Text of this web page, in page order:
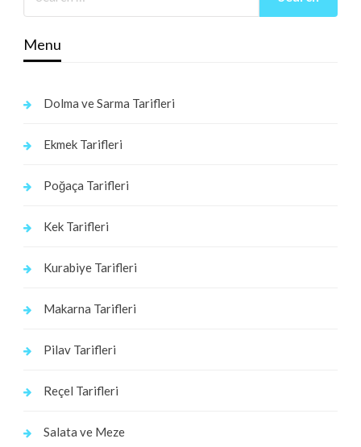
Menu
Dolma ve Sarma Tarifleri
Ekmek Tarifleri
Poğaça Tarifleri
Kek Tarifleri
Kurabiye Tarifleri
Makarna Tarifleri
Pilav Tarifleri
Reçel Tarifleri
Salata ve Meze